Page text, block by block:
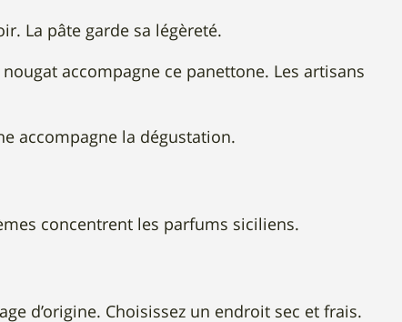
La pâte garde sa légèreté.
accompagne ce panettone. Les artisans
accompagne la dégustation.
concentrent les parfums siciliens.
d’origine. Choisissez un endroit sec et frais.